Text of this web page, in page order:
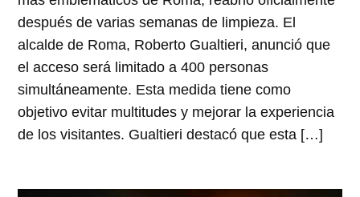
después de varias semanas de limpieza. El
alcalde de Roma, Roberto Gualtieri, anunció que
el acceso será limitado a 400 personas
simultáneamente. Esta medida tiene como
objetivo evitar multitudes y mejorar la experiencia
de los visitantes. Gualtieri destacó que esta […]